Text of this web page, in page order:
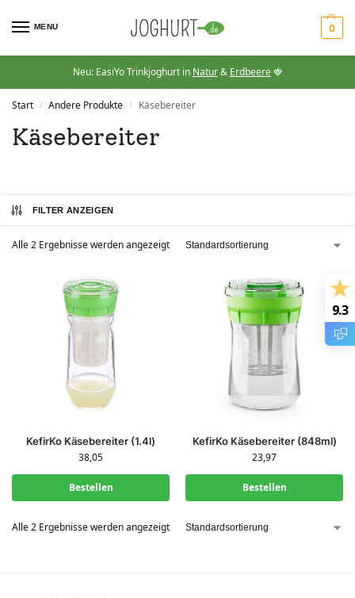
MENU 0
Neu: EasiYo Trinkjoghurt in Natur& Erdbeere🍓
Start / Andere Produkte / Käsebereiter
Käsebereiter
FILTER ANZEIGEN
Alle 2 Ergebnisse werden angezeigt
KefirKo Käsebereiter (1.4l)
38,05
Bestellen
KefirKo Käsebereiter (848ml)
23,97
Bestellen
Alle 2 Ergebnisse werden angezeigt
9.3